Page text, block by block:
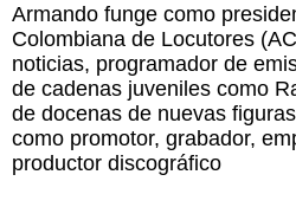
Armando funge como
Colombiana de Locutores
noticias, programador de
de cadenas juveniles como
de docenas de nuevas
como promotor, grabador,
productor discográfico